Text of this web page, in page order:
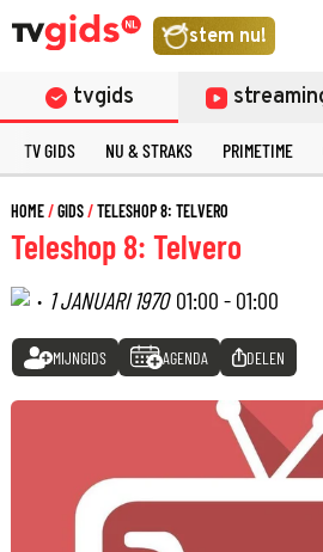
stem nu!
tvgids
TV GIDS NU & STRAKS PRIMETIME
HOME GIDS TELESHOP 8: TELVERO
Teleshop 8: Telvero
· 1 JANUARI 1970 01:00 - 01:00
MIJNGIDS AGENDA DELEN